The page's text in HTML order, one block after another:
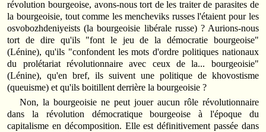
révolution bourgeoise, avons-nous tort de les traiter de parasites de
la bourgeoisie, tout comme les mencheviks russes l'étaient pour les
osvobozhdeniyeists (la bourgeoisie libérale russe) ? Aurions-nous
tort de dire qu'ils "font le jeu de la démocratie bourgeoise"
(Lénine), qu'ils "confondent les mots d'ordre politiques nationaux
du prolétariat révolutionnaire avec ceux de la... bourgeoisie"
(Lénine), qu'en bref, ils suivent une politique de khovostisme
(queuisme) et qu'ils boitillent derrière la bourgeoisie ?
Non, la bourgeoisie ne peut jouer aucun rôle révolutionnaire
dans la révolution démocratique bourgeoise à l'époque du
capitalisme en décomposition. Elle est définitivement passée dans